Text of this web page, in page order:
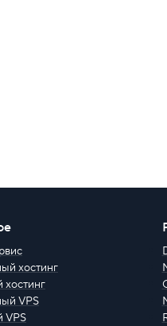
хостинг
VPS